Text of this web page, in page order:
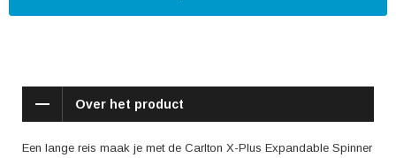
Over het product
Een lange reis maak je met de Carlton X-Plus Expandable Spinner